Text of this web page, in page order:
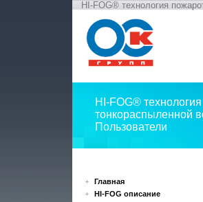
HI-FOG® технология
HI-FOG®
тонкораспыленной
Пользователи
Главная
HI-FOG описание